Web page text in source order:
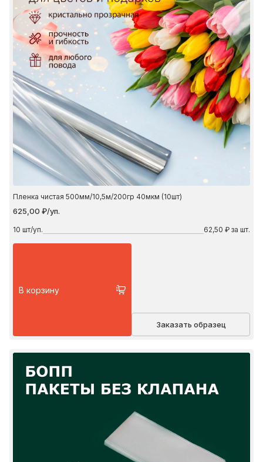
Пленка чистая 500мм/10,5м/200гр 40мкм (10шт)
625,00 ₽/уп.
10 шт/уп. 62,50 ₽ за шт.
В корзину
Заказать образец